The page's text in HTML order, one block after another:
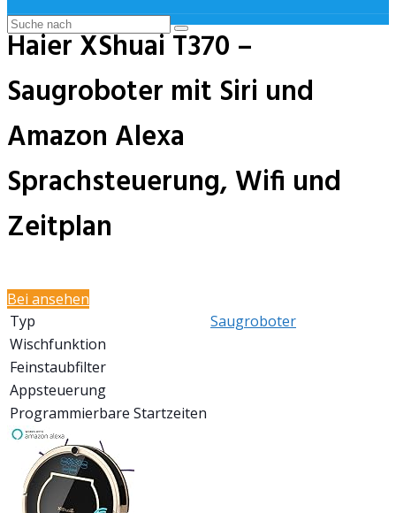
Haier XShuai T370 –
Saugroboter mit Siri und
Amazon Alexa
Sprachsteuerung, Wifi und
Zeitplan
Bei ansehen
Typ
Saugroboter
Wischfunktion
Feinstaubfilter
Appsteuerung
Programmierbare Startzeiten